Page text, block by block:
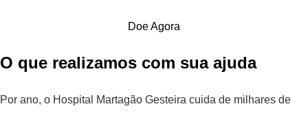
Doe Agora
O que realizamos com sua ajuda
Por ano, o Hospital Martagão Gesteira cuida de milhares de